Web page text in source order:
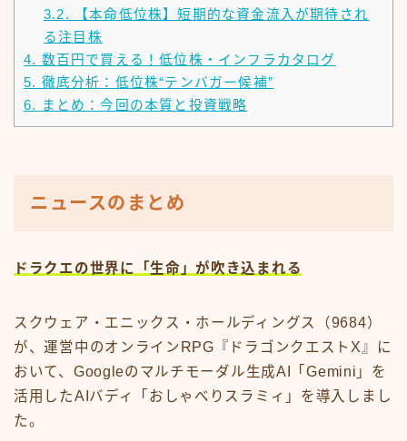
3.2.
【本命低位株】短期的な資金流入が期待され
る注目株
4. 数百円で買える！低位株・インフラカタログ
5. 徹底分析：低位株“テンバガー候補”
6.
まとめ：今回の本質と投資戦略
ニュースのまとめ
ドラクエの世界に「生命」が吹き込まれる
スクウェア・エニックス・ホールディングス（9684）
が、運営中のオンラインRPG『ドラゴンクエストX』に
おいて、Googleのマルチモーダル生成AI「Gemini」を
活用したAIバディ「おしゃべりスラミィ」を導入しまし
た。